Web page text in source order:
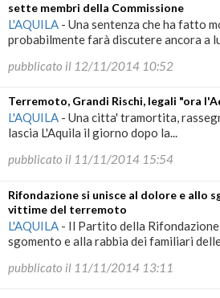
sette membri della Commissione
L'AQUILA - Una sentenza che ha fatto
probabilmente farà discutere ancora a
pubblicato il 12/11/2014 10:52
Terremoto, Grandi Rischi, legali "ora
L'AQUILA - Una citta' tramortita,
lascia L'Aquila il giorno dopo la...
pubblicato il 11/11/2014 15:54
Rifondazione si unisce al dolore e allo
vittime del terremoto
L'AQUILA - Il Partito della
sgomento e alla rabbia dei familiari
pubblicato il 11/11/2014 13:11